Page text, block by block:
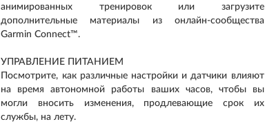
анимированных тренировок или загрузите
дополнительные материалы из онлайн-сообщества
Garmin Connect™.
УПРАВЛЕНИЕ ПИТАНИЕМ
Посмотрите, как различные настройки и датчики влияют
на время автономной работы ваших часов, чтобы вы
могли вносить изменения, продлевающие срок их
службы, на лету.